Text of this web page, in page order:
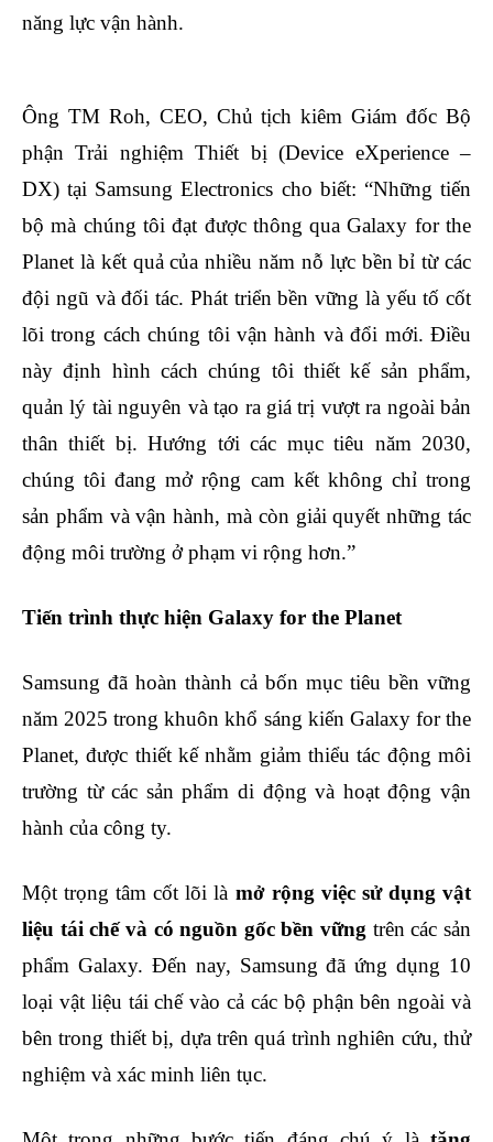
năng lực vận hành.
Ông TM Roh, CEO, Chủ tịch kiêm Giám đốc Bộ
phận Trải nghiệm Thiết bị (Device eXperience –
DX) tại Samsung Electronics cho biết: “Những tiến
bộ mà chúng tôi đạt được thông qua Galaxy for the
Planet là kết quả của nhiều năm nỗ lực bền bỉ từ các
đội ngũ và đối tác. Phát triển bền vững là yếu tố cốt
lõi trong cách chúng tôi vận hành và đổi mới. Điều
này định hình cách chúng tôi thiết kế sản phẩm,
quản lý tài nguyên và tạo ra giá trị vượt ra ngoài bản
thân thiết bị. Hướng tới các mục tiêu năm 2030,
chúng tôi đang mở rộng cam kết không chỉ trong
sản phẩm và vận hành, mà còn giải quyết những tác
động môi trường ở phạm vi rộng hơn.”
Tiến trình thực hiện Galaxy for the Planet
Samsung đã hoàn thành cả bốn mục tiêu bền vững
năm 2025 trong khuôn khổ sáng kiến Galaxy for the
Planet, được thiết kế nhằm giảm thiểu tác động môi
trường từ các sản phẩm di động và hoạt động vận
hành của công ty.
Một trọng tâm cốt lõi là mở rộng việc sử dụng vật
liệu tái chế và có nguồn gốc bền vững trên các sản
phẩm Galaxy. Đến nay, Samsung đã ứng dụng 10
loại vật liệu tái chế vào cả các bộ phận bên ngoài và
bên trong thiết bị, dựa trên quá trình nghiên cứu, thử
nghiệm và xác minh liên tục.